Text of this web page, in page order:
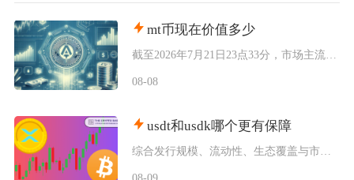
mt币现在价值多少
08-08
usdt和usdk哪个更有保障